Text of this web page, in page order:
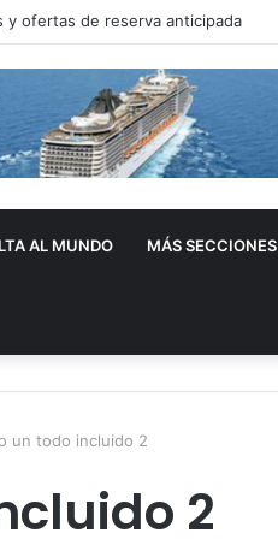
y ofertas de reserva anticipada
AL MUNDO MÁS SECCIONES
un todo incluido 2
2